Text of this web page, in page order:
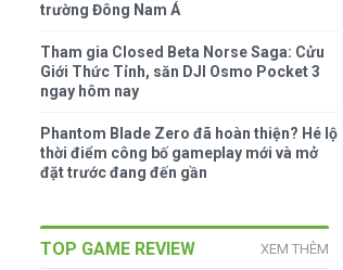
trường Đông Nam Á
Tham gia Closed Beta Norse Saga: Cửu
Giới Thức Tỉnh, săn DJI Osmo Pocket 3
ngay hôm nay
Phantom Blade Zero đã hoàn thiện? Hé lộ
thời điểm công bố gameplay mới và mở
đặt trước đang đến gần
TOP GAME REVIEW XEM THÊM